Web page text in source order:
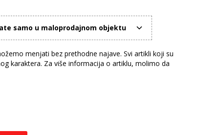
samo u maloprodajnom objektu
menjati bez prethodne najave. Svi artikli koji su
karaktera. Za više informacija o artiklu, molimo da